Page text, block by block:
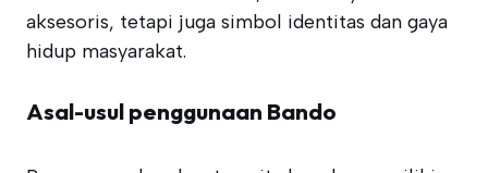
aksesoris, tetapi juga simbol identitas dan gaya
hidup masyarakat.
Asal-usul penggunaan Bando